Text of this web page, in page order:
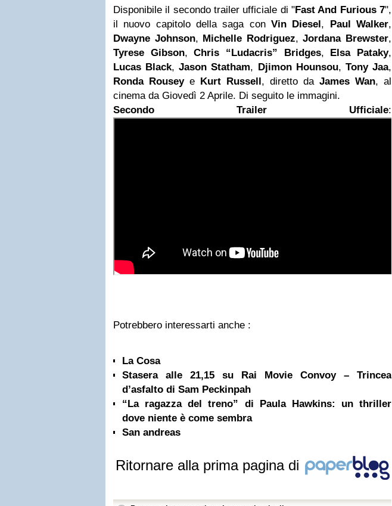
Disponibile il secondo trailer ufficiale di "Fast And Furious 7",
il nuovo capitolo della saga con Vin Diesel, Paul Walker,
Dwayne Johnson, Michelle Rodriguez,Jordana Brewster,
Tyrese Gibson,Chris “Ludacris” Bridges, Elsa Pataky,
Lucas Black,Jason Statham, Djimon Hounsou, Tony Jaa,
Ronda Rouseye Kurt Russell, diretto da James Wan, al
cinema da Giovedì 2 Aprile. Di seguito le immagini.
Secondo Trailer Ufficiale:
Potrebbero interessarti anche :
La Cosa
Stasera alle 21,15 su Rai Movie Convoy – Trincea
d’asfalto di Sam Peckinpah
“La ragazza del treno” di Paula Hawkins: un thriller
dove niente è come sembra
San andreas
Ritornare alla prima pagina di